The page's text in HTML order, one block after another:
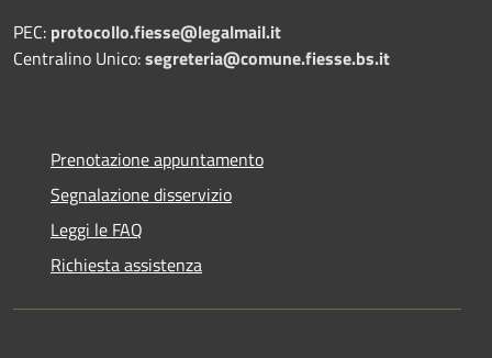
PEC: protocollo.fiesse@legalmail.it
Centralino Unico:segreteria@comune.fiesse.bs.it
Prenotazione appuntamento
Segnalazione disservizio
Leggi le FAQ
Richiesta assistenza